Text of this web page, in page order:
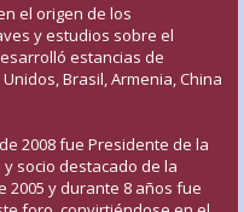
el origen de los
y estudios sobre el
estancias de
Brasil, Armenia, China
2008 fue Presidente de la
socio destacado de la
2005 y durante 8 años fue